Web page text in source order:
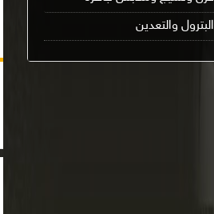
البترول والتعدين